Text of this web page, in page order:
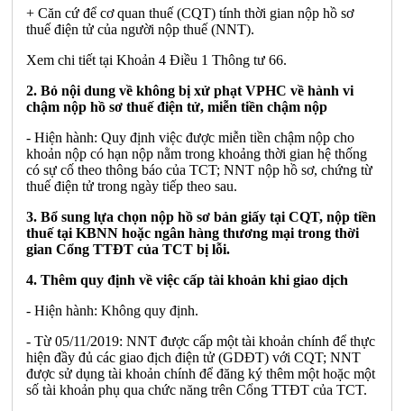
+ Căn cứ để cơ quan thuế (CQT) tính thời gian nộp hồ sơ
thuế điện tử của người nộp thuế (NNT).
Xem chi tiết tại Khoản 4 Điều 1 Thông tư 66.
2. Bỏ nội dung về không bị xử phạt VPHC về hành vi
chậm nộp hồ sơ thuế điện tử, miễn tiền chậm nộp
- Hiện hành: Quy định việc được miễn tiền chậm nộp cho
khoản nộp có hạn nộp nằm trong khoảng thời gian hệ thống
có sự cố theo thông báo của TCT; NNT nộp hồ sơ, chứng từ
thuế điện tử trong ngày tiếp theo sau.
3. Bổ sung lựa chọn nộp hồ sơ bản giấy tại CQT, nộp tiền
thuế tại KBNN hoặc ngân hàng thương mại trong thời
gian Cổng TTĐT của TCT bị lỗi.
4. Thêm quy định về việc cấp tài khoản khi giao dịch
- Hiện hành: Không quy định.
- Từ 05/11/2019: NNT được cấp một tài khoản chính để thực
hiện đầy đủ các giao địch điện tử (GDĐT) với CQT; NNT
được sử dụng tài khoản chính để đăng ký thêm một hoặc một
số tài khoản phụ qua chức năng trên Cổng TTĐT của TCT.